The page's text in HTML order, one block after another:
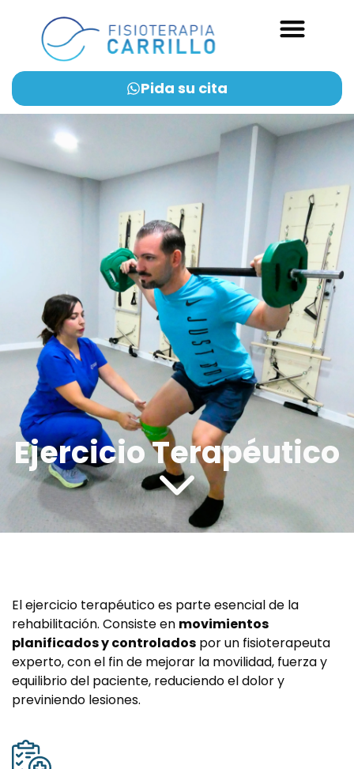
Pida su cita
Ejercicio Terapéutico
El ejercicio terapéutico es parte esencial de la
rehabilitación. Consiste en movimientos
planificados y controlados por un fisioterapeuta
experto, con el fin de mejorar la movilidad, fuerza y
equilibrio del paciente, reduciendo el dolor y
previniendo lesiones.